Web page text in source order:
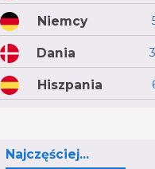
Niemcy
Dania
Hiszpania
Najczęściej...